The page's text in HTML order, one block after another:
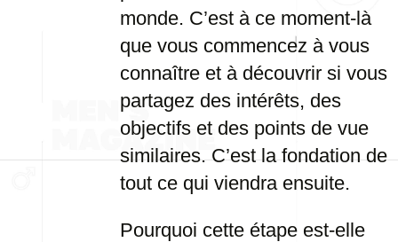
monde. C’est à ce moment-là
que vous commencez à vous
connaître et à découvrir si vous
partagez des intérêts, des
objectifs et des points de vue
similaires. C’est la fondation de
tout ce qui viendra ensuite.
Pourquoi cette étape est-elle